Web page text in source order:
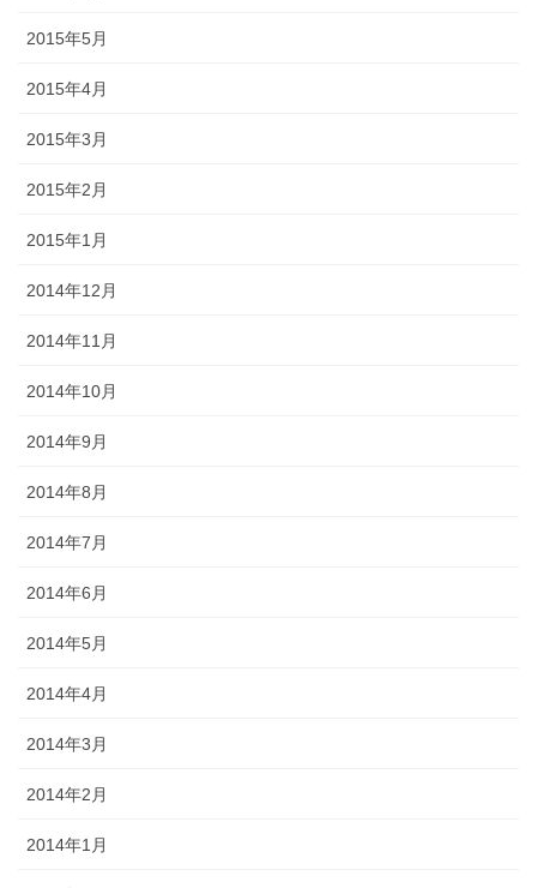
2015年5月
2015年4月
2015年3月
2015年2月
2015年1月
2014年12月
2014年11月
2014年10月
2014年9月
2014年8月
2014年7月
2014年6月
2014年5月
2014年4月
2014年3月
2014年2月
2014年1月